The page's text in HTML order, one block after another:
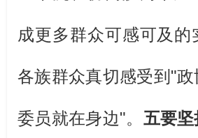
成更多群众可感可及的
各族群众真切感受到 "政
委员就在身边"。 五要坚